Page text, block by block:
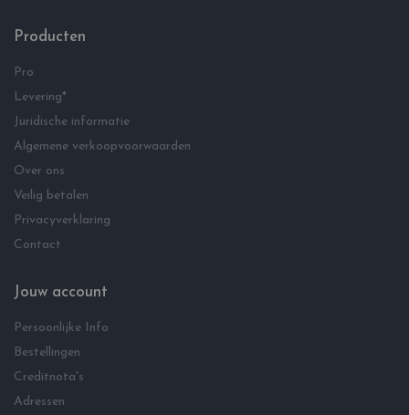
Producten
Pro
Levering*
Juridische informatie
Algemene verkoopvoorwaarden
Over ons
Veilig betalen
Privacyverklaring
Contact
Jouw account
Persoonlijke Info
Bestellingen
Creditnota's
Adressen